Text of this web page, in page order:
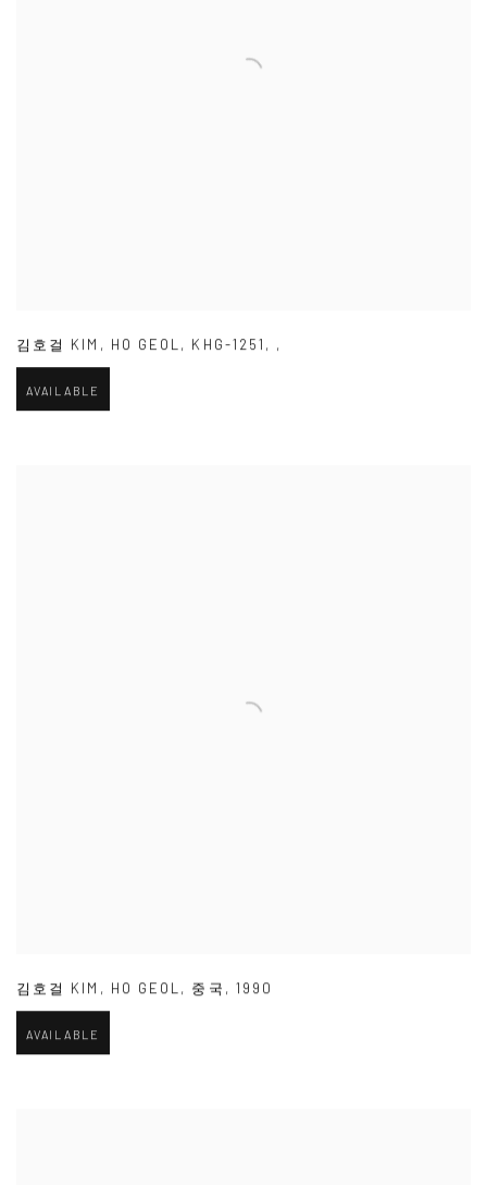
김호걸 KIM , HO GEOL, KHG-1251 , ,
AVAILABLE
김호걸 KIM , HO GEOL, 중국 , 1990
AVAILABLE